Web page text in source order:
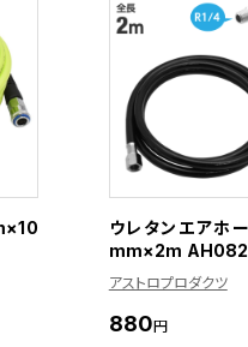
ウレタンエアホ
mm×2m AH082
アストロプロダクツ
880円